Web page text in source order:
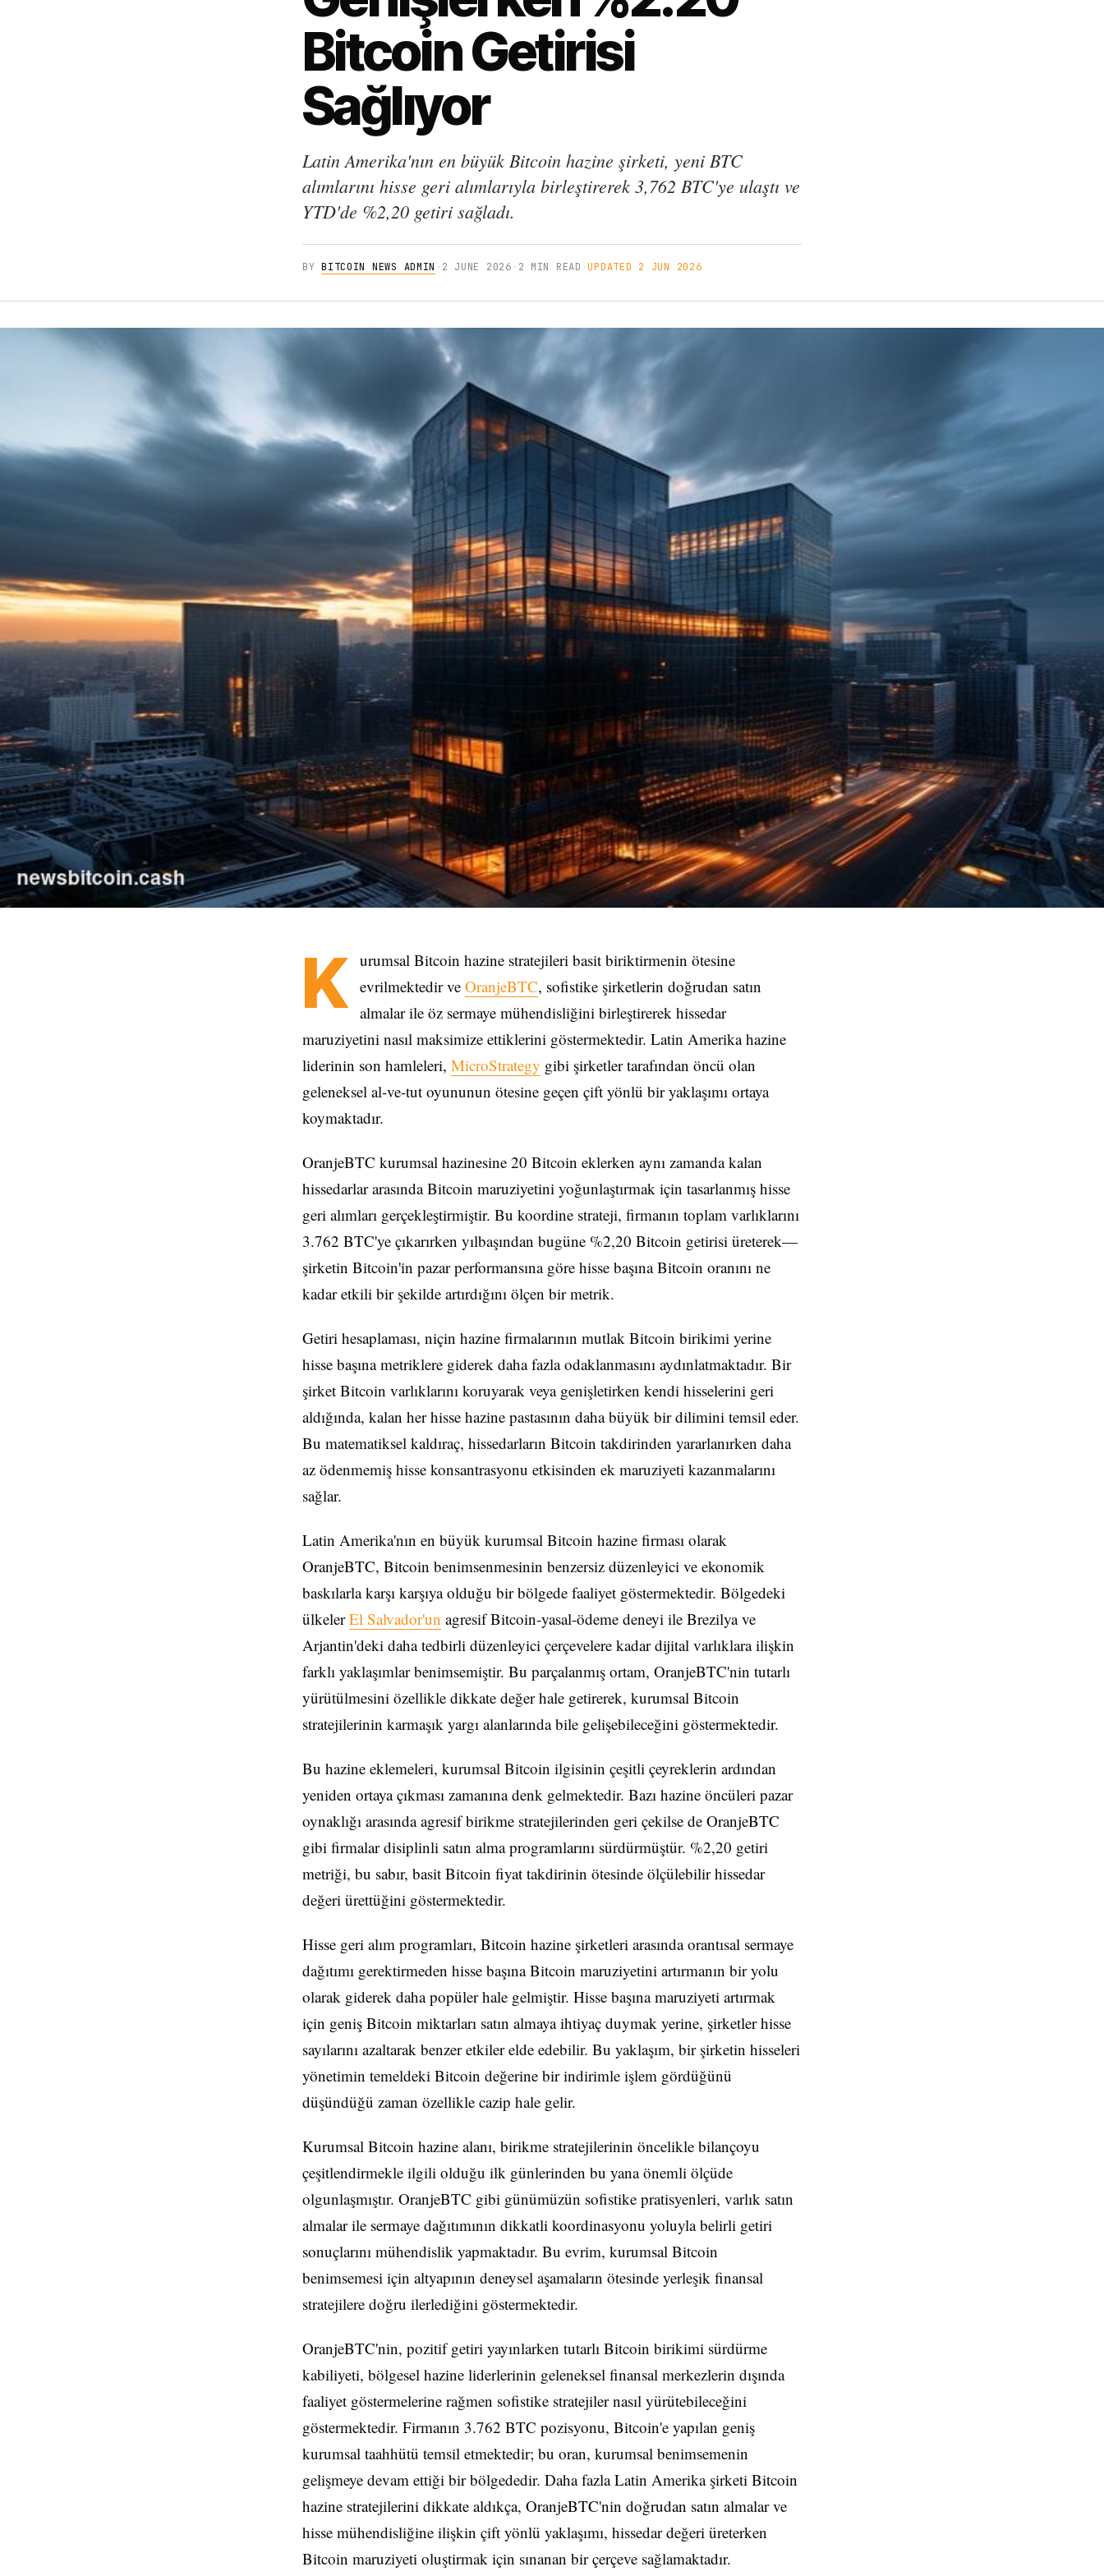
Bitcoin Getirisi
Sağlıyor
Latin Amerika'nın en büyük Bitcoin hazine şirketi, yeni BTC
alımlarını hisse geri alımlarıyla birleştirerek 3,762 BTC'ye ulaştı ve
YTD'de %2,20 getiri sağladı.
BYBITCOIN NEWS ADMIN · 2 JUNE 2026 · 2 MIN READ ·UPDATED 2 JUN 2026
K urumsal Bitcoin hazine stratejileri basit biriktirmenin ötesine
evrilmektedir ve OranjeBTC, sofistike şirketlerin doğrudan satın
almalar ile öz sermaye mühendisliğini birleştirerek hissedar
maruziyetini nasıl maksimize ettiklerini göstermektedir. Latin Amerika hazine
liderinin son hamleleri, MicroStrategy gibi şirketler tarafından öncü olan
geleneksel al-ve-tut oyununun ötesine geçen çift yönlü bir yaklaşımı ortaya
koymaktadır.
OranjeBTC kurumsal hazinesine 20 Bitcoin eklerken aynı zamanda kalan
hissedarlar arasında Bitcoin maruziyetini yoğunlaştırmak için tasarlanmış hisse
geri alımları gerçekleştirmiştir. Bu koordine strateji, firmanın toplam varlıklarını
3.762 BTC'ye çıkarırken yılbaşından bugüne %2,20 Bitcoin getirisi üreterek—
şirketin Bitcoin'in pazar performansına göre hisse başına Bitcoin oranını ne
kadar etkili bir şekilde artırdığını ölçen bir metrik.
Getiri hesaplaması, niçin hazine firmalarının mutlak Bitcoin birikimi yerine
hisse başına metriklere giderek daha fazla odaklanmasını aydınlatmaktadır. Bir
şirket Bitcoin varlıklarını koruyarak veya genişletirken kendi hisselerini geri
aldığında, kalan her hisse hazine pastasının daha büyük bir dilimini temsil eder.
Bu matematiksel kaldıraç, hissedarların Bitcoin takdirinden yararlanırken daha
az ödenmemiş hisse konsantrasyonu etkisinden ek maruziyeti kazanmalarını
sağlar.
Latin Amerika'nın en büyük kurumsal Bitcoin hazine firması olarak
OranjeBTC, Bitcoin benimsenmesinin benzersiz düzenleyici ve ekonomik
baskılarla karşı karşıya olduğu bir bölgede faaliyet göstermektedir. Bölgedeki
ülkelerEl Salvador'un agresif Bitcoin-yasal-ödeme deneyi ile Brezilya ve
Arjantin'deki daha tedbirli düzenleyici çerçevelere kadar dijital varlıklara ilişkin
farklı yaklaşımlar benimsemiştir. Bu parçalanmış ortam, OranjeBTC'nin tutarlı
yürütülmesini özellikle dikkate değer hale getirerek, kurumsal Bitcoin
stratejilerinin karmaşık yargı alanlarında bile gelişebileceğini göstermektedir.
Bu hazine eklemeleri, kurumsal Bitcoin ilgisinin çeşitli çeyreklerin ardından
yeniden ortaya çıkması zamanına denk gelmektedir. Bazı hazine öncüleri pazar
oynaklığı arasında agresif birikme stratejilerinden geri çekilse de OranjeBTC
gibi firmalar disiplinli satın alma programlarını sürdürmüştür. %2,20 getiri
metriği, bu sabır, basit Bitcoin fiyat takdirinin ötesinde ölçülebilir hissedar
değeri ürettüğini göstermektedir.
Hisse geri alım programları, Bitcoin hazine şirketleri arasında orantısal sermaye
dağıtımı gerektirmeden hisse başına Bitcoin maruziyetini artırmanın bir yolu
olarak giderek daha popüler hale gelmiştir. Hisse başına maruziyeti artırmak
için geniş Bitcoin miktarları satın almaya ihtiyaç duymak yerine, şirketler hisse
sayılarını azaltarak benzer etkiler elde edebilir. Bu yaklaşım, bir şirketin hisseleri
yönetimin temeldeki Bitcoin değerine bir indirimle işlem gördüğünü
düşündüğü zaman özellikle cazip hale gelir.
Kurumsal Bitcoin hazine alanı, birikme stratejilerinin öncelikle bilançoyu
çeşitlendirmekle ilgili olduğu ilk günlerinden bu yana önemli ölçüde
olgunlaşmıştır. OranjeBTC gibi günümüzün sofistike pratisyenleri, varlık satın
almalar ile sermaye dağıtımının dikkatli koordinasyonu yoluyla belirli getiri
sonuçlarını mühendislik yapmaktadır. Bu evrim, kurumsal Bitcoin
benimsemesi için altyapının deneysel aşamaların ötesinde yerleşik finansal
stratejilere doğru ilerlediğini göstermektedir.
OranjeBTC'nin, pozitif getiri yayınlarken tutarlı Bitcoin birikimi sürdürme
kabiliyeti, bölgesel hazine liderlerinin geleneksel finansal merkezlerin dışında
faaliyet göstermelerine rağmen sofistike stratejiler nasıl yürütebileceğini
göstermektedir. Firmanın 3.762 BTC pozisyonu, Bitcoin'e yapılan geniş
kurumsal taahhütü temsil etmektedir; bu oran, kurumsal benimsemenin
gelişmeye devam ettiği bir bölgededir. Daha fazla Latin Amerika şirketi Bitcoin
hazine stratejilerini dikkate aldıkça, OranjeBTC'nin doğrudan satın almalar ve
hisse mühendisliğine ilişkin çift yönlü yaklaşımı, hissedar değeri üreterken
Bitcoin maruziyeti oluştirmak için sınanan bir çerçeve sağlamaktadır.